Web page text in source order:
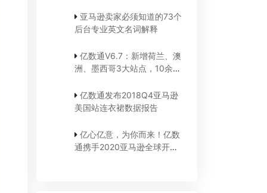
亚马逊卖家必须知道的73个
后台专业英文名词解释
亿数通V6.7：新增荷兰、澳
洲、墨西哥3大站点，10余项
亿数通发布2018Q4亚马逊
美国站连衣裙数据报告
亿心亿意，为你而来！亿数
通携手2020亚马逊全球开店